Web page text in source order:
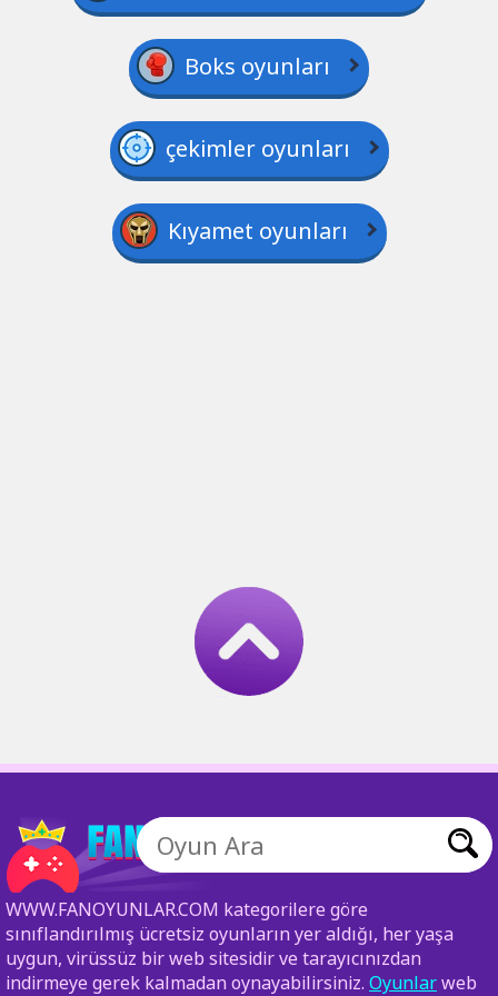
Boks oyunları
çekimler oyunları
Kıyamet oyunları
WWW.FANOYUNLAR.COM kategorilere göre
sınıflandırılmış ücretsiz oyunların yer aldığı, her yaşa
uygun, virüssüz bir web sitesidir ve tarayıcınızdan
indirmeye gerek kalmadan oynayabilirsiniz. Oyunlarweb